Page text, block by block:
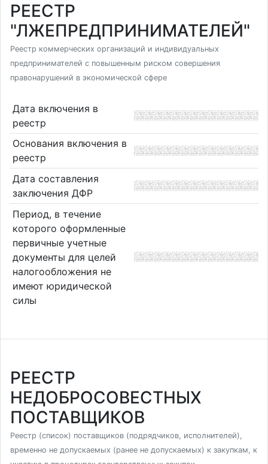
РЕЕСТР
"ЛЖЕПРЕДПРИНИМАТЕЛЕЙ"
Реестр коммерческих организаций и индивидуальных
предпринимателей с повышенным риском совершения
правонарушений в экономической сфере
Дата включения в
реестр
Основания включения в
реестр
Дата составления
заключения ДФР
Период, в течение
которого оформленные
первичные учетные
документы для целей
налогообложения не
имеют юридической
силы
РЕЕСТР
НЕДОБРОСОВЕСТНЫХ
ПОСТАВЩИКОВ
Реестр (список) поставщиков (подрядчиков, исполнителей),
временно не допускаемых (ранее не допускаемых) к закупкам, к